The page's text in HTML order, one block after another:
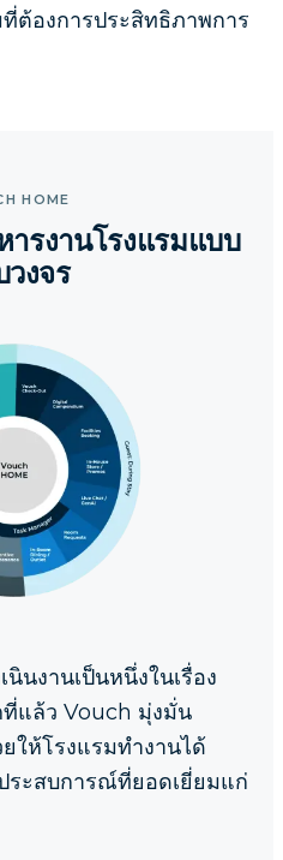
ต้องการประสิทธิภาพการ
HOME
ารงานโรงแรมแบบ
วงจร
นงานเป็นหนึ่งในเรื่อง
แล้ว Vouch มุ่งมั่น
ห้โรงแรมทำงานได้
ระสบการณ์ที่ยอดเยี่ยมแก่